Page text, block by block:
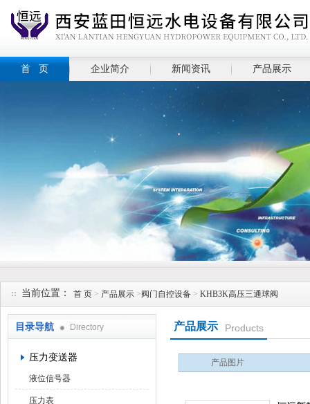
首 页 企业简介 新闻资讯 产品展示
当前位置： 首 页 > 产品展示 >阀门自控设备 > KHB3K高压三通球阀
目录导航 Directory
压力变送器
液位信号器
压力表
产品展示 Products
产品图片